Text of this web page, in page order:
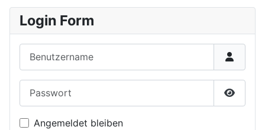
Login Form
Angemeldet bleiben